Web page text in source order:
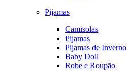
Pijamas
Camisolas
Pijamas
Pijamas de Inverno
Baby Doll
Robe e Roupão